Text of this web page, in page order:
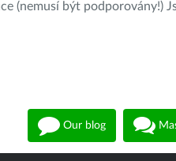
(nemusí být podporovány!)
Our blog